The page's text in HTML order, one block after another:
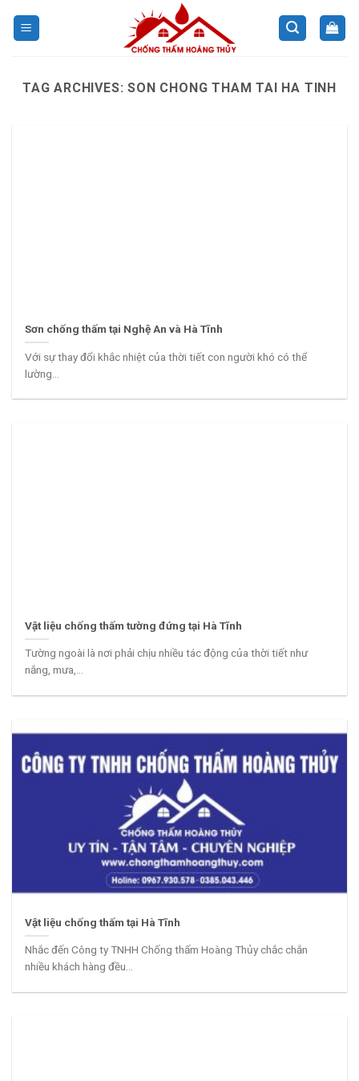
TAG ARCHIVES:SON CHONG THAM TAI HA TINH
Sơn chống thấm tại Nghệ An và Hà Tĩnh
Với sự thay đổi khắc nhiệt của thời tiết con người khó có thể
lường...
Vật liệu chống thấm tường đứng tại Hà Tĩnh
Tường ngoài là nơi phải chịu nhiều tác động của thời tiết như
nắng, mưa,...
Vật liệu chống thấm tại Hà Tĩnh
Nhắc đến Công ty TNHH Chống thấm Hoàng Thủy chắc chắn
nhiều khách hàng đều...